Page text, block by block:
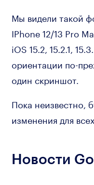
Мы видели такой
IPhone 12/13 Pro
iOS 15.2, 15.2.1,
ориентации по-
один скриншот.
Пока неизвестно,
изменения для
Новости